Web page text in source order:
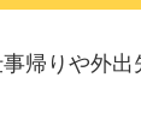
帰りや外